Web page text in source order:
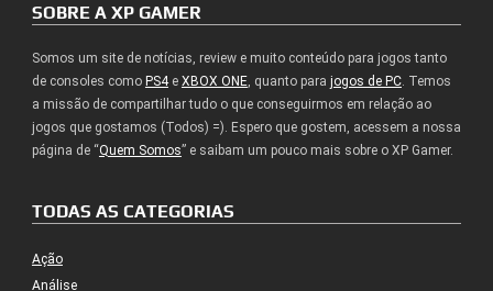
SOBRE A XP GAMER
Somos um site de notícias, review e muito conteúdo para jogos tanto
de consoles como PS4e XBOX ONE, quanto para jogos de PC. Temos
a missão de compartilhar tudo o que conseguirmos em relação ao
jogos que gostamos (Todos) =). Espero que gostem, acessem a nossa
página de “Quem Somos” e saibam um pouco mais sobre o XP Gamer.
TODAS AS CATEGORIAS
Ação
Análise